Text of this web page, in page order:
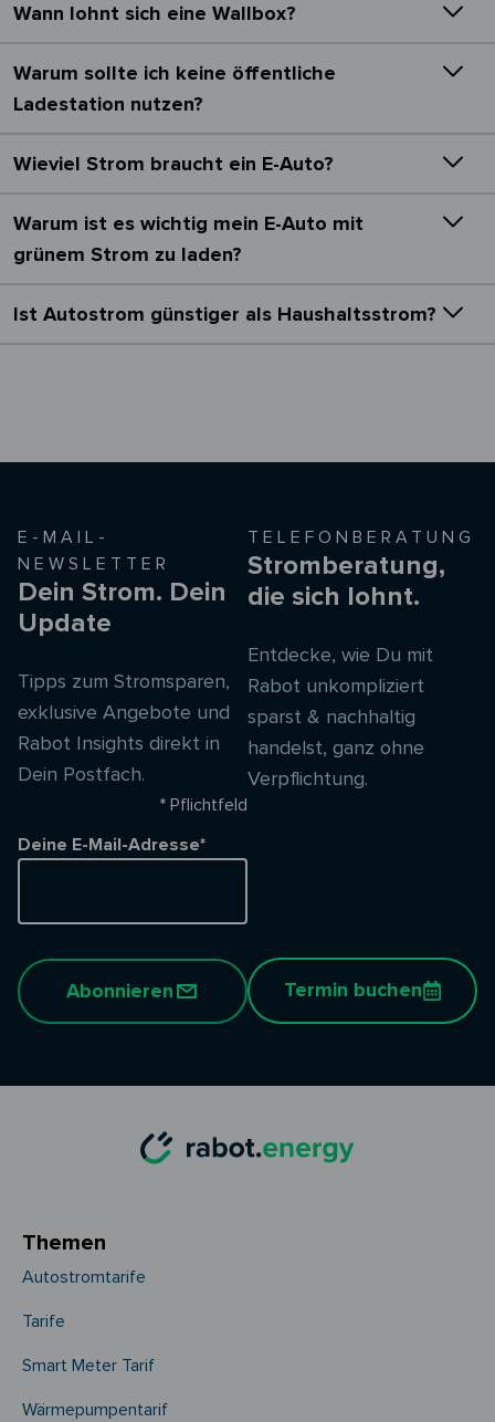
Wann lohnt sich eine Wallbox?
Warum sollte ich keine öffentliche
Ladestation nutzen?
Wieviel Strom braucht ein E-Auto?
Warum ist es wichtig mein E-Auto mit
grünem Strom zu laden?
Ist Autostrom günstiger als Haushaltsstrom?
E-MAIL-
NEWSLETTER
Dein Strom. Dein
Update
Tipps zum Stromsparen,
exklusive Angebote und
Rabot Insights direkt in
Dein Postfach.
* Pflichtfeld
Deine E-Mail-Adresse*
Abonnieren
TELEFONBERATUNG
Stromberatung,
die sich lohnt.
Entdecke, wie Du mit
Rabot unkompliziert
sparst & nachhaltig
handelst, ganz ohne
Verpflichtung.
Termin buchen
Themen
Autostromtarife
Tarife
Smart Meter Tarif
Wärmepumpentarif